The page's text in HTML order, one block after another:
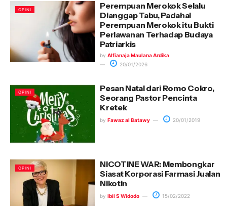
OPINI
Perempuan Merokok Selalu
Dianggap Tabu, Padahal
Perempuan Merokok itu Bukti
Perlawanan Terhadap Budaya
Patriarkis
by Alfianaja Maulana Ardika
20/01/2026
OPINI
Pesan Natal dari Romo Cokro,
Seorang Pastor Pencinta
Kretek
by Fawaz al Batawy 20/01/2019
OPINI
NICOTINE WAR: Membongkar
Siasat Korporasi Farmasi Jualan
Nikotin
by Ibil S Widodo 15/02/2022